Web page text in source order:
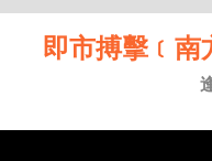
即市搏擊﹝南